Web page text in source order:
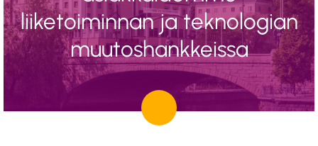
liiketoiminnan ja teknologian
muutoshankkeissa